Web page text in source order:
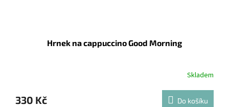
Hrnek na cappuccino Good Morning
Skladem
330 Kč Do košíku